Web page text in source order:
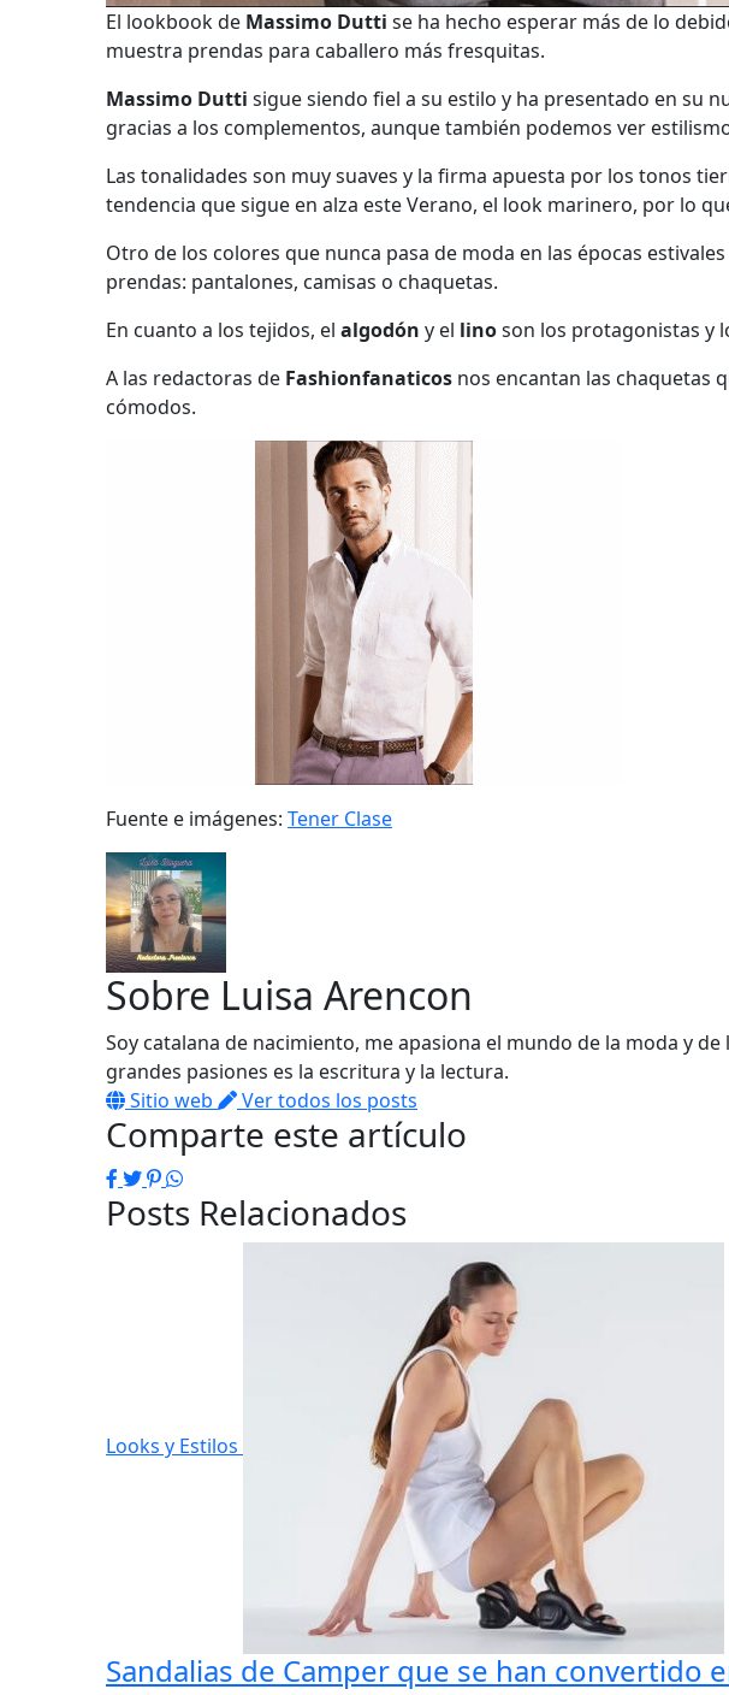
El lookbook de Massimo Dutti se ha hecho esperar más de lo
muestra prendas para caballero más fresquitas.
Massimo Dutti sigue siendo fiel a su estilo y ha presentado en su
gracias a los complementos, aunque también podemos ver
Las tonalidades son muy suaves y la firma apuesta por los tonos
tendencia que sigue en alza este Verano, el look marinero, por lo
Otro de los colores que nunca pasa de moda en las épocas estivales
prendas: pantalones, camisas o chaquetas.
En cuanto a los tejidos, el algodón y el linoson los protagonistas y
A las redactoras de Fashionfanaticos nos encantan las chaquetas
cómodos.
Fuente e imágenes: Tener Clase
Sobre Luisa Arencon
Soy catalana de nacimiento, me apasiona el mundo de la moda y
grandes pasiones es la escritura y la lectura.
Sitio web
Ver todos los posts
Comparte este artículo
Facebook
Twitter
Pinterest
WhatsApp
Posts Relacionados
Looks y Estilos
Sandalias de Camper que se han convertido